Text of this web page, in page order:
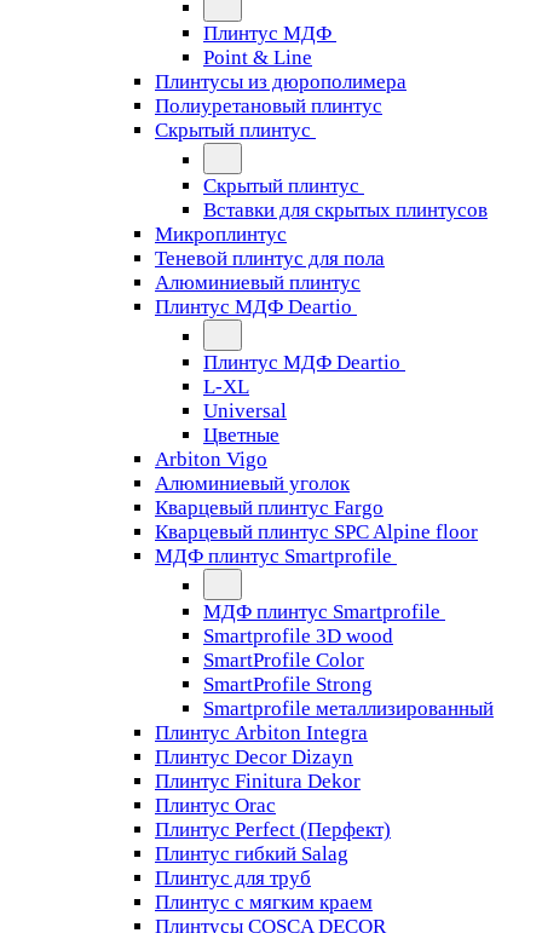
Плинтус МДФ
Point & Line
Плинтусы из дюрополимера
Полиуретановый плинтус
Скрытый плинтус
Скрытый плинтус
Вставки для скрытых плинтусов
Микроплинтус
Теневой плинтус для пола
Алюминиевый плинтус
Плинтус МДФ Deartio
Плинтус МДФ Deartio
L-XL
Universal
Цветные
Arbiton Vigo
Алюминиевый уголок
Кварцевый плинтус Fargo
Кварцевый плинтус SPC Alpine floor
МДФ плинтус Smartprofile
МДФ плинтус Smartprofile
Smartprofile 3D wood
SmartProfile Color
SmartProfile Strong
Smartprofile металлизированный
Плинтус Arbiton Integra
Плинтус Decor Dizayn
Плинтус Finitura Dekor
Плинтус Orac
Плинтус Perfect (Перфект)
Плинтус гибкий Salag
Плинтус для труб
Плинтус с мягким краем
Плинтусы COSCA DECOR